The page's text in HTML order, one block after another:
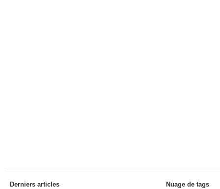
Derniers articles Nuage de tags